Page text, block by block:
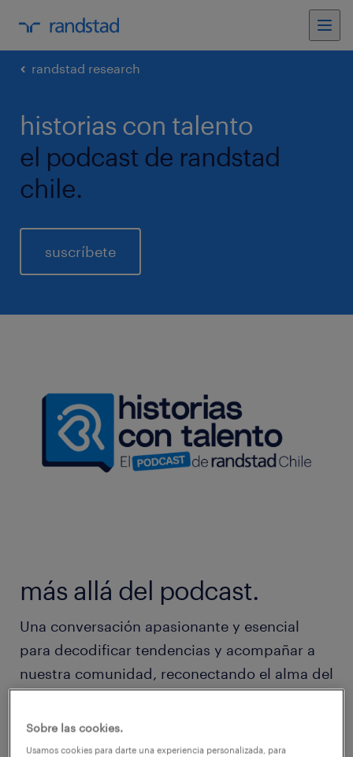
randstad research
historias con talento
el podcast de randstad
chile.
suscríbete
más allá del podcast.
Una conversación apasionante y esencial
para decodificar tendencias y acompañar a
nuestra comunidad, reconectando el alma del
Súmate a historias inspiradoras narradas por
Sobre las cookies.
Usamos cookies para darte una experiencia personalizada, para